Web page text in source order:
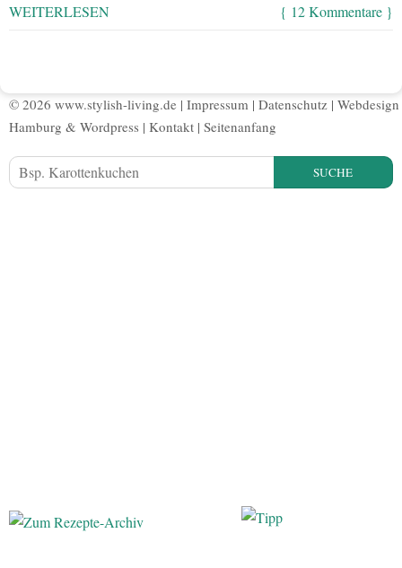
WEITERLESEN { 12 Kommentare }
© 2026 www.stylish-living.de | Impressum | Datenschutz | Webdesign
Hamburg & Wordpress | Kontakt | Seitenanfang
SUCHE